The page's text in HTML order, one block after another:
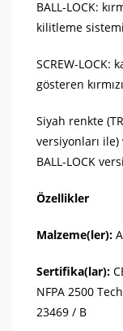
BALL-LOCK:
kilitleme sistemi
SCREW-LOCK:
gösteren
Siyah renkte
versiyonları ile)
BALL-LOCK
Özellikler
Malzeme(ler):
Sertifika(lar):
NFPA 2500
23469 / B